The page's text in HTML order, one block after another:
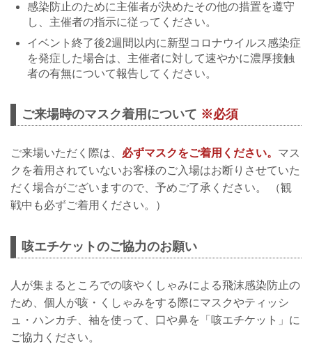
感染防止のために主催者が決めたその他の措置を遵守
し、主催者の指示に従ってください。
イベント終了後2週間以内に新型コロナウイルス感染症
を発症した場合は、主催者に対して速やかに濃厚接触
者の有無について報告してください。
ご来場時のマスク着用について ※必須
ご来場いただく際は、 必ずマスクをご着用ください。 マス
クを着用されていないお客様のご入場はお断りさせていた
だく場合がございますので、予めご了承ください。 （観
戦中も必ずご着用ください。）
咳エチケットのご協力のお願い
人が集まるところでの咳やくしゃみによる飛沫感染防止の
ため、個人が咳・くしゃみをする際にマスクやティッシ
ュ・ハンカチ、袖を使って、口や鼻を「咳エチケット」に
ご協力ください。